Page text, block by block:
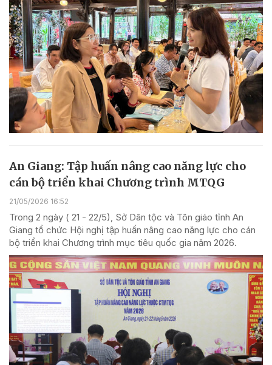
An Giang: Tập huấn nâng cao năng lực cho
cán bộ triển khai Chương trình MTQG
21/05/2026 16:52
Trong 2 ngày ( 21 - 22/5), Sở Dân tộc và Tôn giáo tỉnh An
Giang tổ chức Hội nghị tập huấn nâng cao năng lực cho cán
bộ triển khai Chương trình mục tiêu quốc gia năm 2026.